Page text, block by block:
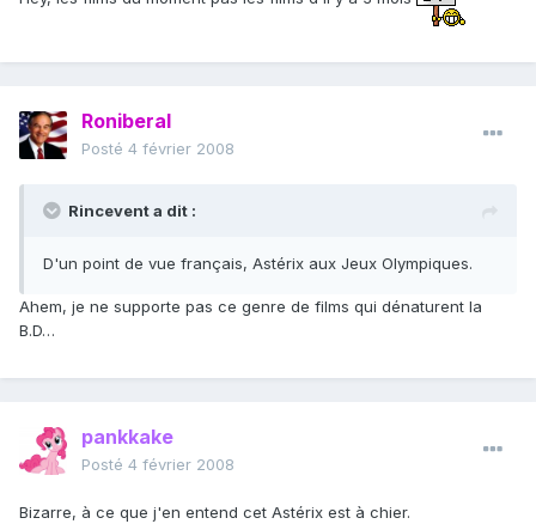
Roniberal
Posté 4 février 2008
Rincevent a dit :
D'un point de vue français, Astérix aux Jeux Olympiques.
Ahem, je ne supporte pas ce genre de films qui dénaturent la
B.D…
pankkake
Posté 4 février 2008
Bizarre, à ce que j'en entend cet Astérix est à chier.